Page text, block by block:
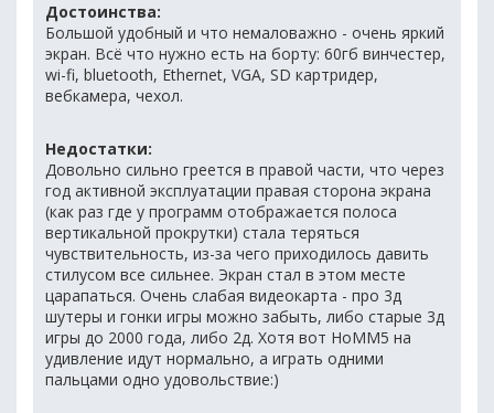
Достоинства:
Большой удобный и что немаловажно - очень яркий
экран. Всё что нужно есть на борту: 60гб винчестер,
wi-fi, bluetooth, Ethernet, VGA, SD картридер,
вебкамера, чехол.
Недостатки:
Довольно сильно греется в правой части, что через
год активной эксплуатации правая сторона экрана
(как раз где у программ отображается полоса
вертикальной прокрутки) стала теряться
чувствительность, из-за чего приходилось давить
стилусом все сильнее. Экран стал в этом месте
царапаться. Очень слабая видеокарта - про 3д
шутеры и гонки игры можно забыть, либо старые 3д
игры до 2000 года, либо 2д. Хотя вот HoMM5 на
удивление идут нормально, а играть одними
пальцами одно удовольствие:)